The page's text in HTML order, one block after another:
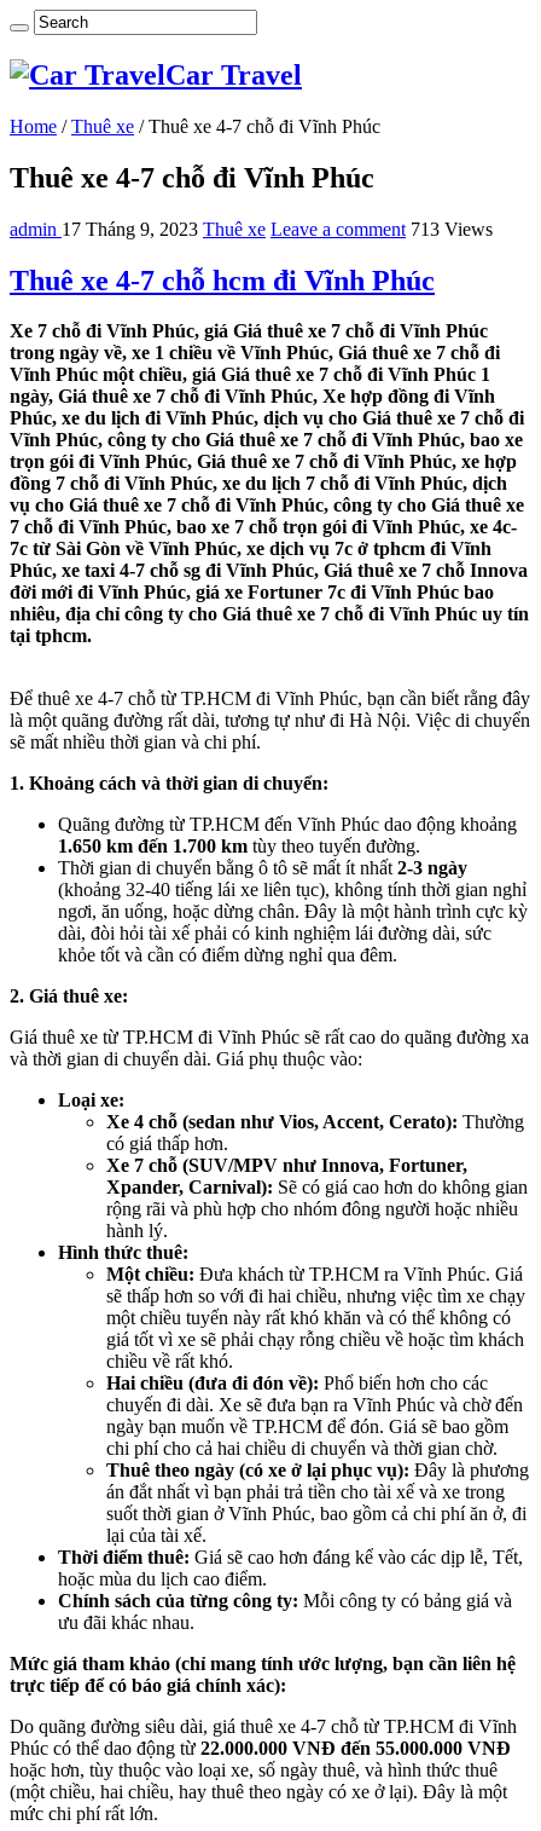
Car Travel
Home / Thuê xe / Thuê xe 4-7 chỗ đi Vĩnh Phúc
Thuê xe 4-7 chỗ đi Vĩnh Phúc
admin 17 Tháng 9, 2023 Thuê xe Leave a comment 713 Views
Thuê xe 4-7 chỗ hcm đi Vĩnh Phúc
Xe 7 chỗ đi Vĩnh Phúc, giá Giá thuê xe 7 chỗ đi Vĩnh Phúc
trong ngày về, xe 1 chiều về Vĩnh Phúc, Giá thuê xe 7 chỗ đi
Vĩnh Phúc một chiều, giá Giá thuê xe 7 chỗ đi Vĩnh Phúc 1
ngày, Giá thuê xe 7 chỗ đi Vĩnh Phúc, Xe hợp đồng đi Vĩnh
Phúc, xe du lịch đi Vĩnh Phúc, dịch vụ cho Giá thuê xe 7 chỗ đi
Vĩnh Phúc, công ty cho Giá thuê xe 7 chỗ đi Vĩnh Phúc, bao xe
trọn gói đi Vĩnh Phúc, Giá thuê xe 7 chỗ đi Vĩnh Phúc, xe hợp
đồng 7 chỗ đi Vĩnh Phúc, xe du lịch 7 chỗ đi Vĩnh Phúc, dịch
vụ cho Giá thuê xe 7 chỗ đi Vĩnh Phúc, công ty cho Giá thuê xe
7 chỗ đi Vĩnh Phúc, bao xe 7 chỗ trọn gói đi Vĩnh Phúc, xe 4c-
7c từ Sài Gòn về Vĩnh Phúc, xe dịch vụ 7c ở tphcm đi Vĩnh
Phúc, xe taxi 4-7 chỗ sg đi Vĩnh Phúc, Giá thuê xe 7 chỗ Innova
đời mới đi Vĩnh Phúc, giá xe Fortuner 7c đi Vĩnh Phúc bao
nhiêu, địa chỉ công ty cho Giá thuê xe 7 chỗ đi Vĩnh Phúc uy tín
tại tphcm.
Để thuê xe 4-7 chỗ từ TP.HCM đi Vĩnh Phúc, bạn cần biết rằng đây
là một quãng đường rất dài, tương tự như đi Hà Nội. Việc di chuyển
sẽ mất nhiều thời gian và chi phí.
1. Khoảng cách và thời gian di chuyển:
Quãng đường từ TP.HCM đến Vĩnh Phúc dao động khoảng
1.650 km đến 1.700 km tùy theo tuyến đường.
Thời gian di chuyển bằng ô tô sẽ mất ít nhất2-3 ngày
(khoảng 32-40 tiếng lái xe liên tục), không tính thời gian nghỉ
ngơi, ăn uống, hoặc dừng chân. Đây là một hành trình cực kỳ
dài, đòi hỏi tài xế phải có kinh nghiệm lái đường dài, sức
khỏe tốt và cần có điểm dừng nghỉ qua đêm.
2. Giá thuê xe:
Giá thuê xe từ TP.HCM đi Vĩnh Phúc sẽ rất cao do quãng đường xa
và thời gian di chuyển dài. Giá phụ thuộc vào:
Loại xe:
Xe 4 chỗ (sedan như Vios, Accent, Cerato): Thường
có giá thấp hơn.
Xe 7 chỗ (SUV/MPV như Innova, Fortuner,
Xpander, Carnival): Sẽ có giá cao hơn do không gian
rộng rãi và phù hợp cho nhóm đông người hoặc nhiều
hành lý.
Hình thức thuê:
Một chiều: Đưa khách từ TP.HCM ra Vĩnh Phúc. Giá
sẽ thấp hơn so với đi hai chiều, nhưng việc tìm xe chạy
một chiều tuyến này rất khó khăn và có thể không có
giá tốt vì xe sẽ phải chạy rỗng chiều về hoặc tìm khách
chiều về rất khó.
Hai chiều (đưa đi đón về): Phổ biến hơn cho các
chuyến đi dài. Xe sẽ đưa bạn ra Vĩnh Phúc và chờ đến
ngày bạn muốn về TP.HCM để đón. Giá sẽ bao gồm
chi phí cho cả hai chiều di chuyển và thời gian chờ.
Thuê theo ngày (có xe ở lại phục vụ): Đây là phương
án đắt nhất vì bạn phải trả tiền cho tài xế và xe trong
suốt thời gian ở Vĩnh Phúc, bao gồm cả chi phí ăn ở, đi
lại của tài xế.
Thời điểm thuê: Giá sẽ cao hơn đáng kể vào các dịp lễ, Tết,
hoặc mùa du lịch cao điểm.
Chính sách của từng công ty: Mỗi công ty có bảng giá và
ưu đãi khác nhau.
Mức giá tham khảo (chỉ mang tính ước lượng, bạn cần liên hệ
trực tiếp để có báo giá chính xác):
Do quãng đường siêu dài, giá thuê xe 4-7 chỗ từ TP.HCM đi Vĩnh
Phúc có thể dao động từ 22.000.000 VNĐ đến 55.000.000 VNĐ
hoặc hơn, tùy thuộc vào loại xe, số ngày thuê, và hình thức thuê
(một chiều, hai chiều, hay thuê theo ngày có xe ở lại). Đây là một
mức chi phí rất lớn.